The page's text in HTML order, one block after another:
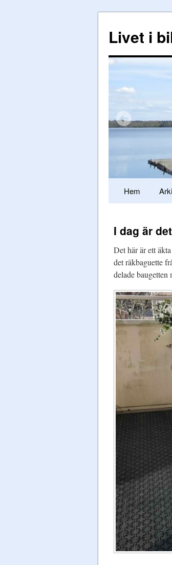
Livet i
Hem
I dag är
Det här är ett
det räkbaguette
delade baugetten